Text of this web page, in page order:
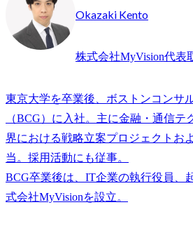
Okazaki Kento
株式会社MyVision代表
東京大学を卒業後、ボストンコンサ
（BCG）に入社。主に金融・通信テ
界における戦略立案プロジェクトお
当。採用活動にも従事。
BCG卒業後は、IT企業の執行役員、